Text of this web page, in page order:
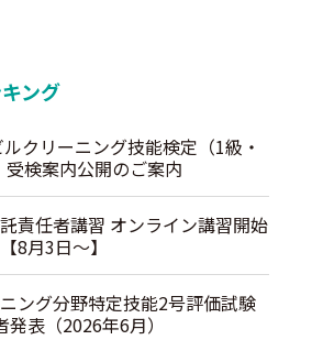
ング
クリーニング技能検定（1級・
受検案内公開のご案内
責任者講習 オンライン講習開始
8月3日～】
ング分野特定技能2号評価試験
表（2026年6月）